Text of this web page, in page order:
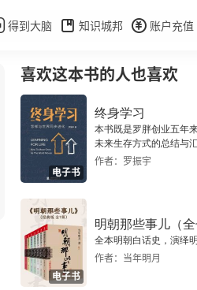
得到大脑 知识城邦 账户充值
喜欢这本书的人也喜欢
电子书
终身学习
本书既是罗胖创业五年
未来生存方式的总结与汇
作者：罗振宇
电子书
明朝那些事儿（全
全本明朝白话史，演绎
作者：当年明月